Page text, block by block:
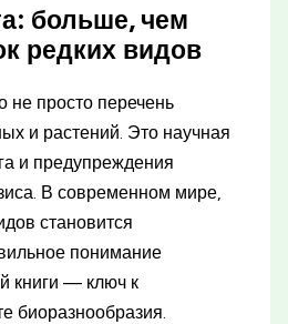
больше, чем
редких видов
не просто перечень
и растений. Это научная
и предупреждения
В современном мире,
становится
понимание
книги — ключ к
биоразнообразия.